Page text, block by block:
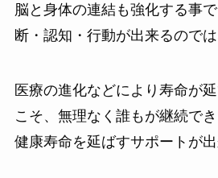
脳と身体の連結も強化する事
断・認知・行動が出来るのでは
医療の進化などにより寿命が
こそ、無理なく誰もが継続で
健康寿命を延ばすサポートが出